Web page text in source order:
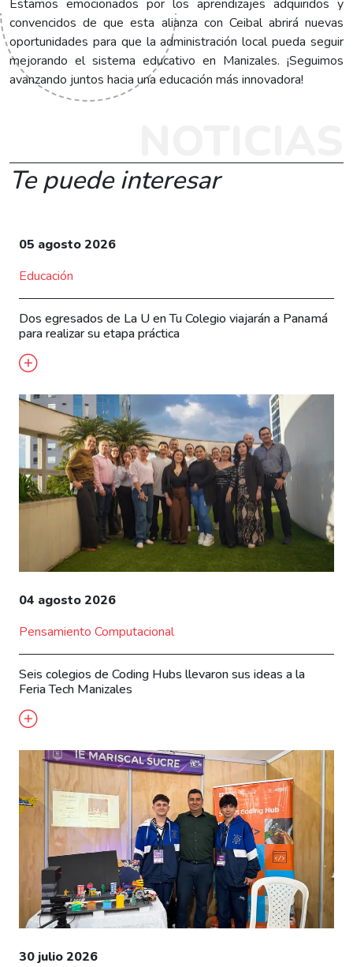
Estamos emocionados por los aprendizajes adquiridos y
convencidos de que esta alianza con Ceibal abrirá nuevas
oportunidades para que la administración local pueda seguir
mejorando el sistema educativo en Manizales. ¡Seguimos
avanzando juntos hacia una educación más innovadora!
Te puede interesar
05 agosto 2026
Educación
Dos egresados de La U en Tu Colegio viajarán a Panamá
para realizar su etapa práctica
04 agosto 2026
Pensamiento Computacional
Seis colegios de Coding Hubs llevaron sus ideas a la
Feria Tech Manizales
30 julio 2026